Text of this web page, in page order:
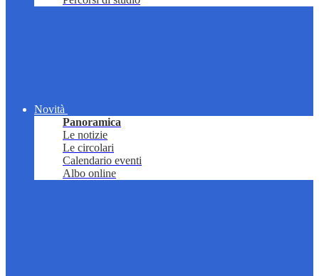
Novità
Panoramica
Le notizie
Le circolari
Calendario eventi
Albo online